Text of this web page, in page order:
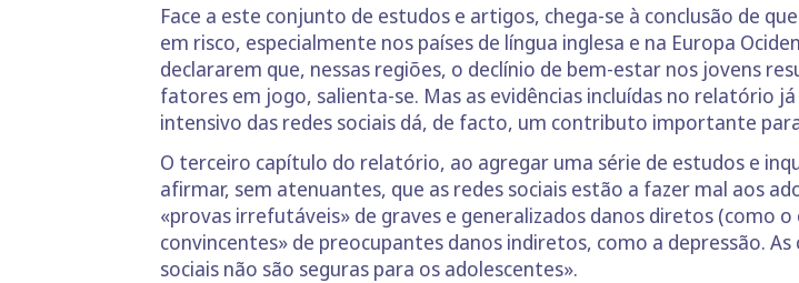
Face a este conjunto de estudos e artigos, chega-se à conclusão de
em risco, especialmente nos países de língua inglesa e na Europa
declararem que, nessas regiões, o declínio de bem-estar nos jovens
fatores em jogo, salienta-se. Mas as evidências incluídas no relatório
intensivo das redes sociais dá, de facto, um contributo importante
O terceiro capítulo do relatório, ao agregar uma série de estudos e
afirmar, sem atenuantes, que as redes sociais estão a fazer mal aos
«provas irrefutáveis» de graves e generalizados danos diretos (como
convincentes» de preocupantes danos indiretos, como a depressão.
sociais não são seguras para os adolescentes».